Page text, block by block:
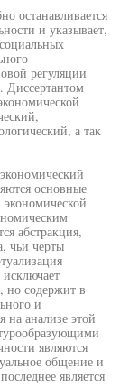
останавливается
и указывает,
регуляции
Диссертантом
а так
основные
абстракция,
чьи черты
но содержит в
и
на анализе этой
являются
общение и
является